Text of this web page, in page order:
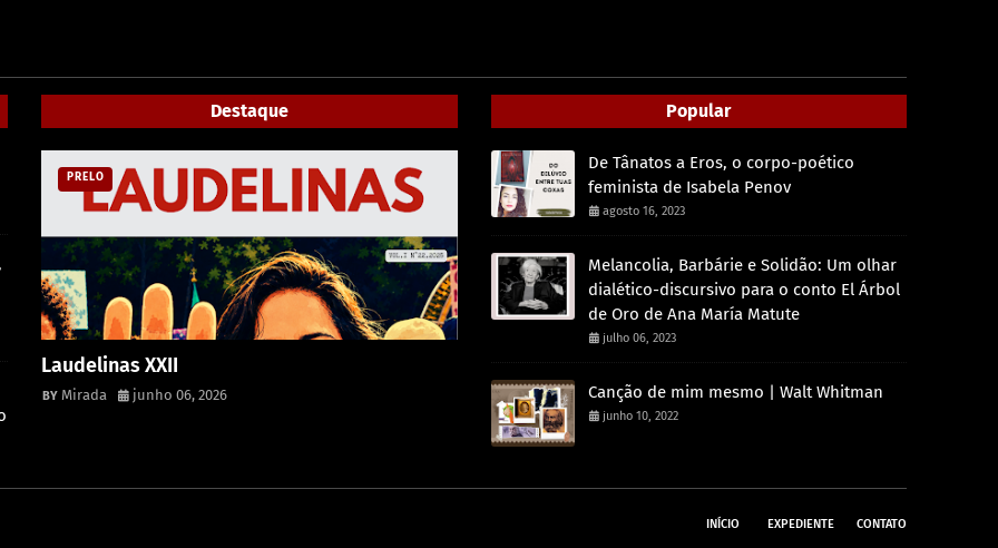
Destaque
PRELO
Laudelinas XXII
Mirada junho 06, 2026
Popular
De Tânatos a Eros, o corpo-poético
feminista de Isabela Penov
agosto 16, 2023
Melancolia, Barbárie e Solidão: Um olhar
dialético-discursivo para o conto El Árbol
de Oro de Ana María Matute
julho 06, 2023
Canção de mim mesmo | Walt Whitman
junho 10, 2022
INÍCIO EXPEDIENTE CONTATO